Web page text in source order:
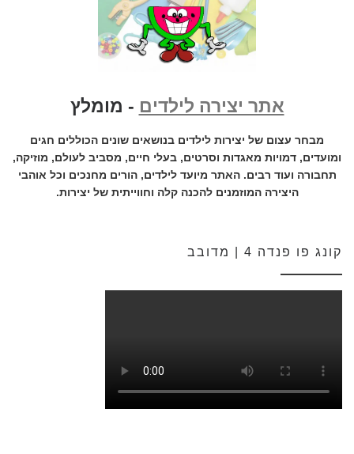
אתר יצירה לילדים - מומלץ
מבחר עצום של יצירות לילדים בנושאים שונים הכוללים חגים
ומועדים, דמויות מאגדות וסרטים, בעלי חיים, מסביב לעולם, מוזיקה,
תחבורה ועוד רבים. האתר מיועד לילדים, הורים מחנכים וכל אוהבי
היצירה המוזמנים להכנה קלה וחווייתית של יצירות.
קונג פו פנדה 4 | מדובב